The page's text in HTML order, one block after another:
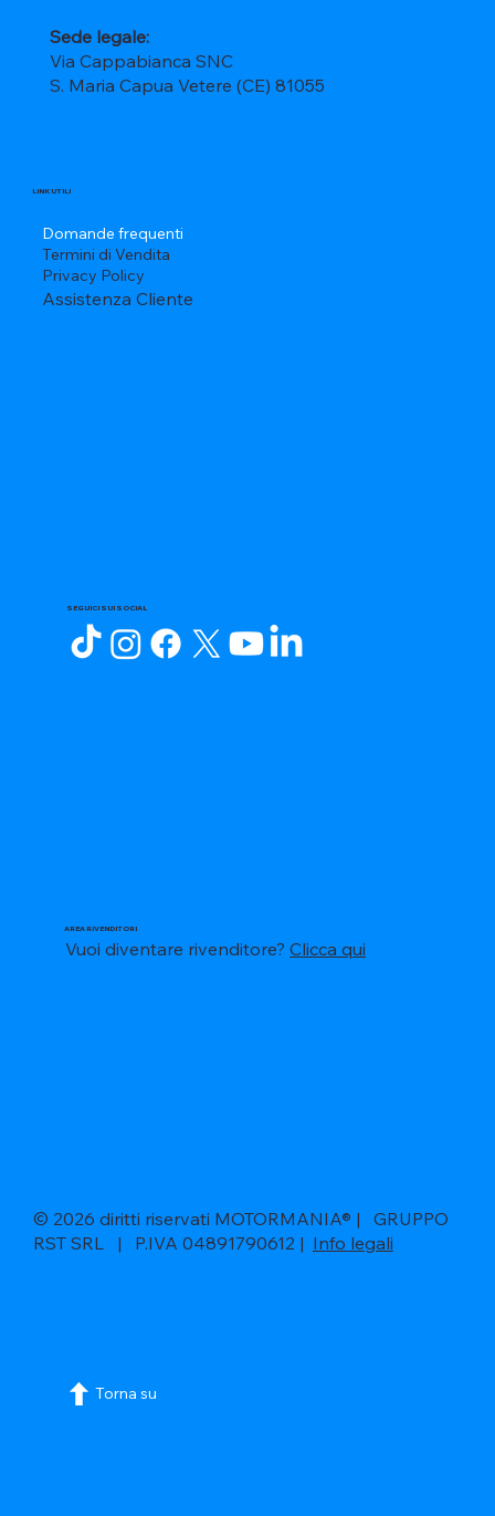
Sede legale:
Via Cappabianca SNC
S. Maria Capua Vetere (CE) 81055
LINK UTILI
Domande frequenti
Termini di Vendita
Privacy Policy
Assistenza Cliente
SEGUICI SUI SOCIAL
AREA RIVENDITORI
Vuoi diventare rivenditore?Clicca qui
© 2026 diritti riservati MOTORMANIA® | GRUPPO
RST SRL | P.IVA 04891790612 | Info legali
Torna su